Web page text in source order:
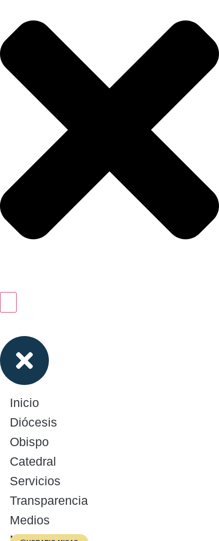
Inicio
Diócesis
Obispo
Catedral
Servicios
Transparencia
Medios